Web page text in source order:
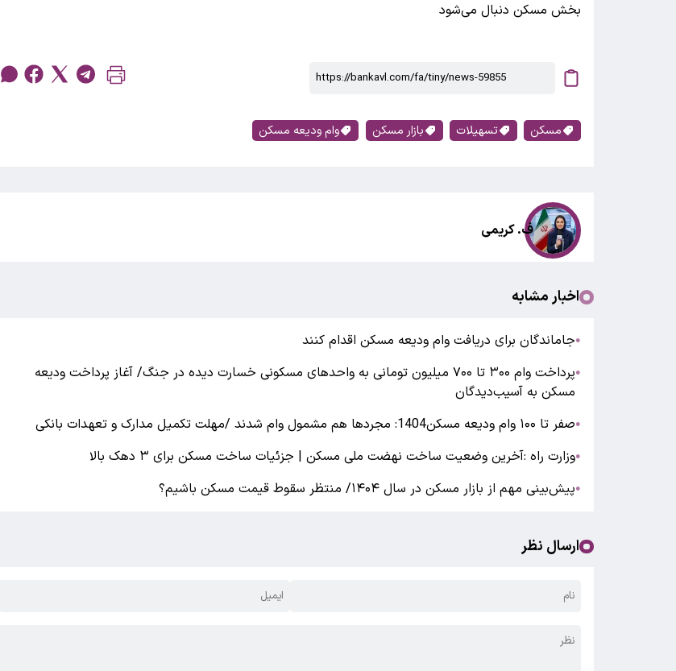
بخش مسکن دنبال می‌شود
مسکن تسهیلات بازار مسکن وام ودیعه مسکن
ف. کریمی
اخبار مشابه
●جاماندگان برای دریافت وام ودیعه مسکن اقدام کنند
●
پرداخت وام ۳۰۰ تا ۷۰۰ میلیون تومانی به واحد‌های مسکونی خسارت دیده در جنگ/ آغاز پرداخت ودیعه
مسکن به آسیب‌دیدگان
●صفر تا ۱۰۰ وام ودیعه مسکن1404: مجردها هم مشمول وام شدند /مهلت تکمیل مدارک و تعهدات بانکی
●وزارت راه :آخرین وضعیت ساخت نهضت ملی مسکن | جزئیات ساخت مسکن برای ۳ دهک بالا
●پیش‌بینی مهم از بازار مسکن در سال ۱۴۰۴/ منتظر سقوط قیمت مسکن باشیم؟
ارسال نظر